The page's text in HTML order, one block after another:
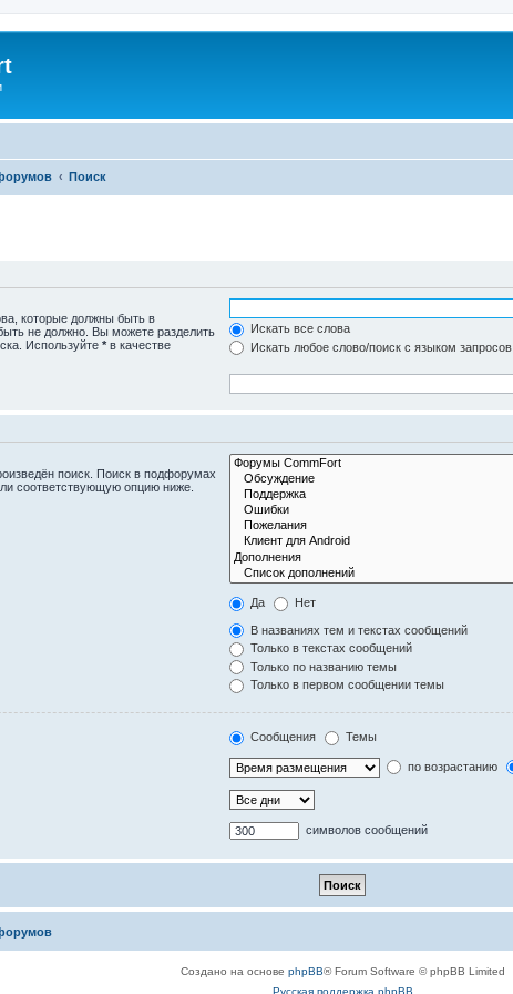
Поиск
которые должны быть в
не должно. Вы можете разделить
Используйте * в качестве
Искать все слова
Искать любое слово/поиск с языком запросов
поиск. Поиск в подфорумах
соответствующую опцию ниже.
Да Нет
В названиях тем и текстах сообщений
Только в текстах сообщений
Только по названию темы
Только в первом сообщении темы
Сообщения Темы
по возрастанию
символов сообщений
Создано на основе phpBB® Forum Software © phpBB Limited
Русская поддержка phpBB